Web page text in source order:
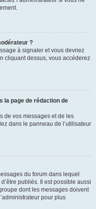
?
à signaler et vous devriez
cliquant dessus, vous accéderez
la page de rédaction de
de vos messages et de les
dans le panneau de l’utilisateur
du forum dans lequel
publiés. Il est possible aussi
dont les messages doivent
pour plus